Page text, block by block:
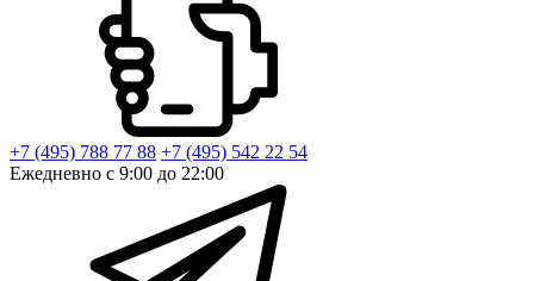
+7 (495) 788 77 88 +7 (495) 542 22 54
Ежедневно с 9:00 до 22:00